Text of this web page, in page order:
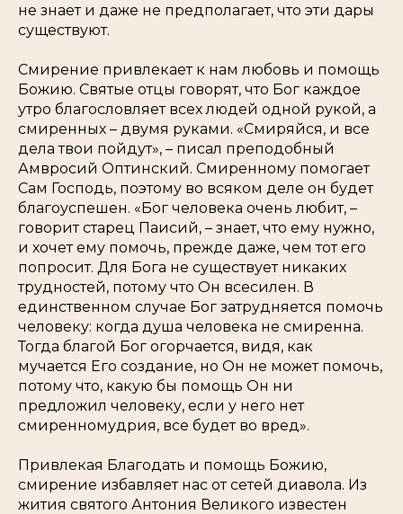
не знает и даже не предполагает, что эти дары
существуют.
Смирение привлекает к нам любовь и помощь
Божию. Святые отцы говорят, что Бог каждое
утро благословляет всех людей одной рукой, а
смиренных – двумя руками. «Смиряйся, и все
дела твои пойдут», – писал преподобный
Амвросий Оптинский. Смиренному помогает
Сам Господь, поэтому во всяком деле он будет
благоуспешен. «Бог человека очень любит, –
говорит старец Паисий, – знает, что ему нужно,
и хочет ему помочь, прежде даже, чем тот его
попросит. Для Бога не существует никаких
трудностей, потому что Он всесилен. В
единственном случае Бог затрудняется помочь
человеку: когда душа человека не смиренна.
Тогда благой Бог огорчается, видя, как
мучается Его создание, но Он не может помочь,
потому что, какую бы помощь Он ни
предложил человеку, если у него нет
смиренномудрия, все будет во вред».
Привлекая Благодать и помощь Божию,
смирение избавляет нас от сетей диавола. Из
жития святого Антония Великого известен